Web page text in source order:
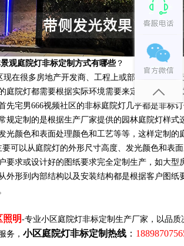
观庭院灯非标定制方式有哪些？
在很多房地产开发商、工程上或部分园林景观
庭院灯都需要根据实际环境需要来定制不同造
先宅男666视频社区的非标庭院灯几乎都是非标
规定制的是根据生产厂家提供的园林庭院灯样
光颜色和表面处理颜色和工艺等等，这样定制
要可以从庭院灯的外形尺寸高度、发光颜色和表
要求或设计好的图纸要求完全定制生产，如大
外形到内部结构以及安装结构都是根据客户图
照明-专业小区庭院灯非标定制生产厂家，以品
务， 小区庭院灯非标定制热线 ：